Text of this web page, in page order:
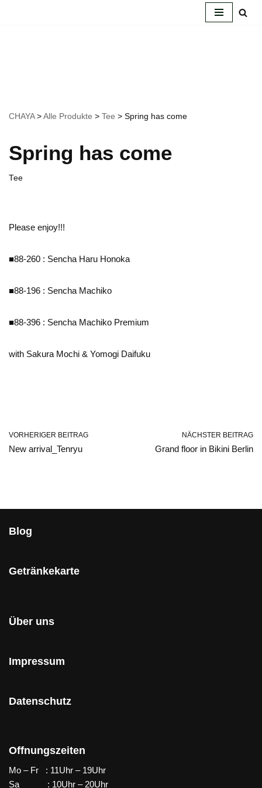
CHAYA>Alle Produkte > Tee > Spring has come
Spring has come
Tee
Please enjoy!!!
■88-260 : Sencha Haru Honoka
■88-196 : Sencha Machiko
■88-396 : Sencha Machiko Premium
with Sakura Mochi & Yomogi Daifuku
VORHERIGER BEITRAG
New arrival_Tenryu
NÄCHSTER BEITRAG
Grand floor in Bikini Berlin
Blog
Getränkekarte
Über uns
Impressum
Datenschutz
Offnungszeiten
Mo – Fr : 11Uhr – 19Uhr
Sa : 10Uhr – 20Uhr